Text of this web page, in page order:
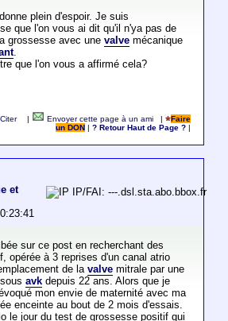
plein d'espoir. Je suis
que l'on vous ai dit qu'il n'ya pas de
grossesse avec une valvemécanique
.
que l'on vous a affirmé cela?
Citer Envoyer cette page à un ami |
Faire
un DON
|? Retour Haut de Page ?
et
IP/FAI: ---.dsl.sta.abo.bbox.fr
sur ce post en recherchant des
opérée à 3 reprises d'un canal atrio
de la valvemitrale par une
avkdepuis 22 ans. Alors que je
mon envie de maternité avec ma
enceinte au bout de 2 mois d'essais.
le jour du test de grossesse positif qui